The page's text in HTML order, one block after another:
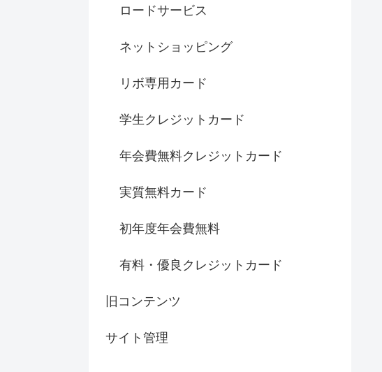
ロードサービス
ネットショッピング
リボ専用カード
学生クレジットカード
年会費無料クレジットカード
実質無料カード
初年度年会費無料
有料・優良クレジットカード
旧コンテンツ
サイト管理